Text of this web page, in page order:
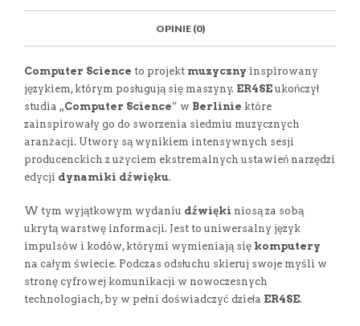
OPINIE (0)
Computer Science to projekt muzyczny inspirowany
językiem, którym posługują się maszyny. ER4SE ukończył
studia „Computer Science” w Berlinie które
zainspirowały go do sworzenia siedmiu muzycznych
aranżacji. Utwory są wynikiem intensywnych sesji
producenckich z użyciem ekstremalnych ustawień narzędzi
edycji dynamiki dźwięku.
W tym wyjątkowym wydaniu dźwięki niosą za sobą
ukrytą warstwę informacji. Jest to uniwersalny język
impulsów i kodów, którymi wymieniają się komputery
na całym świecie. Podczas odsłuchu skieruj swoje myśli w
stronę cyfrowej komunikacji w nowoczesnych
technologiach, by w pełni doświadczyć dzieła ER4SE.